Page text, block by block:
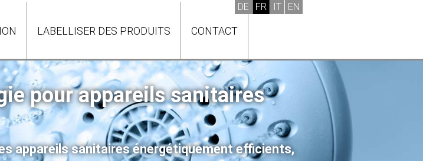
LABELLISER DES PRODUITS CONTACT
pour appareils sanitaires
appareils sanitaires énergétiquement efficients,